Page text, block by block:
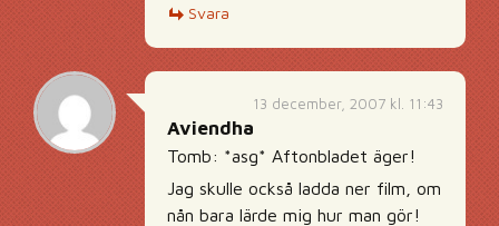
Svara
13 december, 2007 kl. 11:43
Aviendha
Tomb: *asg* Aftonbladet äger!
Jag skulle också ladda ner film, om
nån bara lärde mig hur man gör!